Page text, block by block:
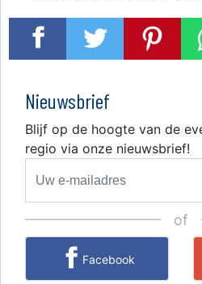
Nieuwsbrief
Blijf op de hoogte van de
regio via onze nieuwsbrief!
of
Facebook